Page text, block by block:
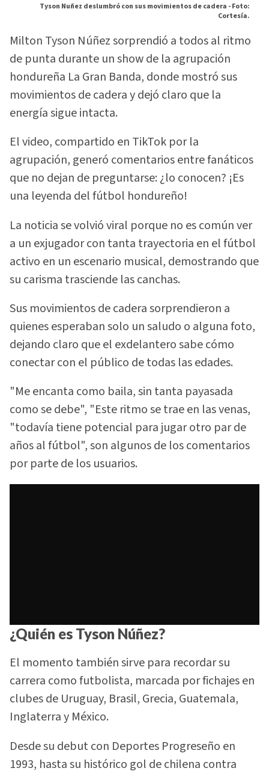
Tyson Nuñez deslumbró con sus movimientos de cadera -Foto:
Cortesía.
Milton Tyson Núñez sorprendió a todos al ritmo
de punta durante un show de la agrupación
hondureña La Gran Banda, donde mostró sus
movimientos de cadera y dejó claro que la
energía sigue intacta.
El video, compartido en TikTok por la
agrupación, generó comentarios entre fanáticos
que no dejan de preguntarse: ¿lo conocen? ¡Es
una leyenda del fútbol hondureño!
La noticia se volvió viral porque no es común ver
a un exjugador con tanta trayectoria en el fútbol
activo en un escenario musical, demostrando que
su carisma trasciende las canchas.
Sus movimientos de cadera sorprendieron a
quienes esperaban solo un saludo o alguna foto,
dejando claro que el exdelantero sabe cómo
conectar con el público de todas las edades.
"Me encanta como baila, sin tanta payasada
como se debe", "Este ritmo se trae en las venas,
"todavía tiene potencial para jugar otro par de
años al fútbol", son algunos de los comentarios
por parte de los usuarios.
¿Quién es Tyson Núñez?
El momento también sirve para recordar su
carrera como futbolista, marcada por fichajes en
clubes de Uruguay, Brasil, Grecia, Guatemala,
Inglaterra y México.
Desde su debut con Deportes Progreseño en
1993, hasta su histórico gol de chilena contra